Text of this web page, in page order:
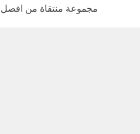
مجموعة منتقاة من افصل